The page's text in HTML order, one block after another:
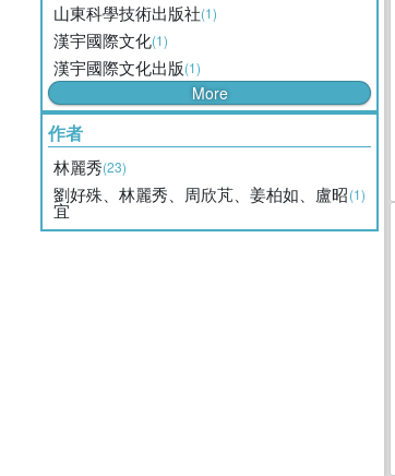
山東科學技術出版社(1)
漢宇國際文化(1)
漢宇國際文化出版(1)
More
作者
林麗秀(23)
劉好殊、林麗秀、周欣芃、姜柏如、盧昭
宜
(1)